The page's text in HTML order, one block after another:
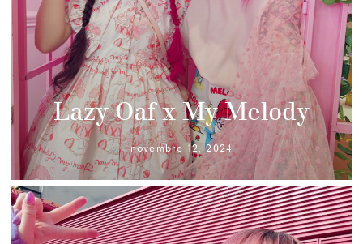
Lazy Oaf x My Melody
novembre 12, 2024